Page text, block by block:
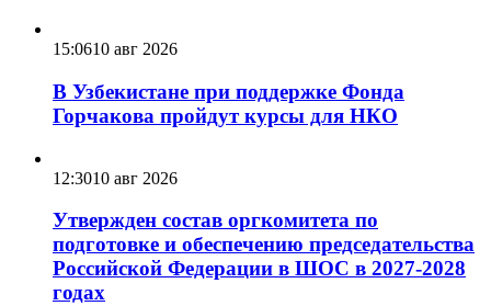
15:0610 авг 2026
В Узбекистане при поддержке Фонда
Горчакова пройдут курсы для НКО
12:3010 авг 2026
Утвержден состав оргкомитета по
подготовке и обеспечению председательства
Российской Федерации в ШОС в 2027-2028
годах